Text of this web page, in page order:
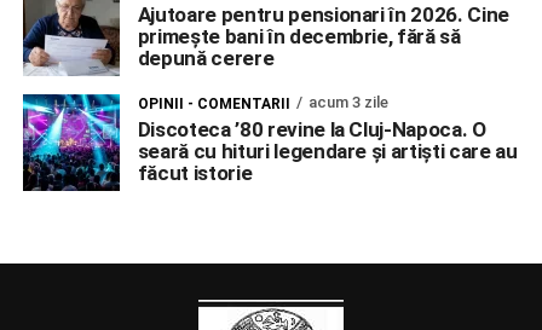
Ajutoare pentru pensionari în 2026. Cine
primește bani în decembrie, fără să
depună cerere
OPINII - COMENTARII acum 3 zile
Discoteca ’80 revine la Cluj-Napoca. O
seară cu hituri legendare și artiști care au
făcut istorie